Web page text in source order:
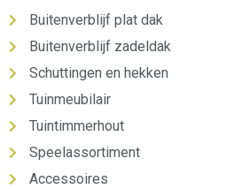
Buitenverblijf plat dak
Buitenverblijf zadeldak
Schuttingen en hekken
Tuinmeubilair
Tuintimmerhout
Speelassortiment
Accessoires